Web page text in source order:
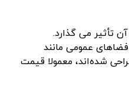
تأثیر می‌ گذارد.
فضاهای عمومی مانند
شده‌اند، معمولا قیمت